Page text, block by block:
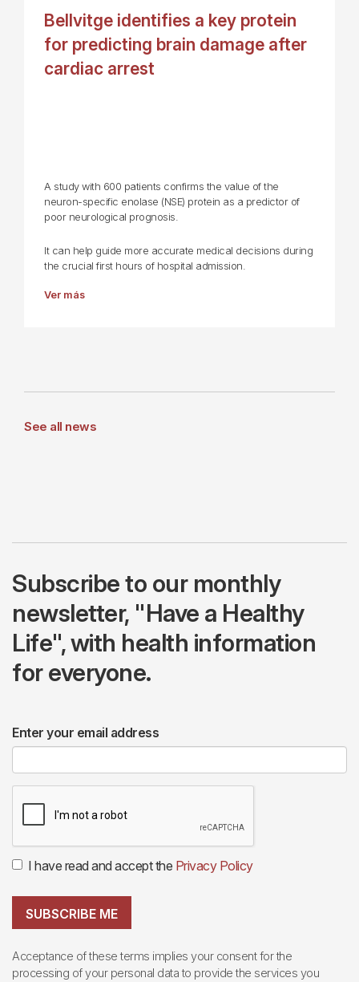
Bellvitge identifies a key protein
for predicting brain damage after
cardiac arrest
A study with 600 patients confirms the value of the
neuron-specific enolase (NSE) protein as a predictor of
poor neurological prognosis.
It can help guide more accurate medical decisions during
the crucial first hours of hospital admission.
Ver más
See all news
Subscribe to our monthly
newsletter, "Have a Healthy
Life", with health information
for everyone.
Enter your email address
I have read and accept the Privacy Policy
SUBSCRIBE ME
Acceptance of these terms implies your consent for the
processing of your personal data to provide the services you